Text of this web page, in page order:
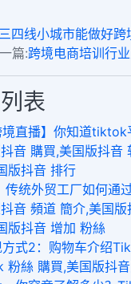
四线小城市能做好跨
篇:跨境电商培训行
表
境直播】你知道tiktok
音 購買,美国版抖音
版抖音 排行
传统外贸工厂如何通
音 頻道 簡介,美国
版抖音 增加 粉絲
式2：购物车介绍
粉絲 購買,美国版抖